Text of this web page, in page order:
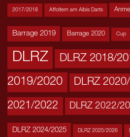
2017/2018 Affoltern am Albis Darts
Barrage 2019 Barrage 2020 Cup
DLRZ DLRZ 2018/
2019/2020
DLRZ
2021/2022 DLRZ 2022/
DLRZ 2024/2025 DLRZ 2025/2026